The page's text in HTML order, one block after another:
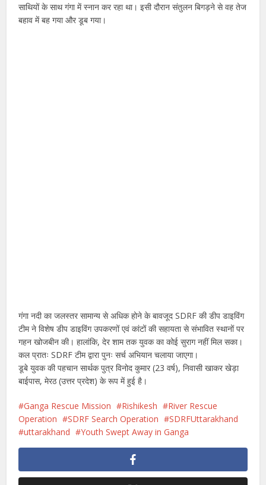
साथियों के साथ गंगा में स्नान कर रहा था। इसी दौरान संतुलन बिगड़ने से वह तेज
बहाव में बह गया और डूब गया।
गंगा नदी का जलस्तर सामान्य से अधिक होने के बावजूद SDRF की डीप डाइविंग
टीम ने विशेष डीप डाइविंग उपकरणों एवं कांटों की सहायता से संभावित स्थानों पर
गहन खोजबीन की। हालांकि, देर शाम तक युवक का कोई सुराग नहीं मिल सका।
कल प्रातः SDRF टीम द्वारा पुनः सर्च अभियान चलाया जाएगा।
डूबे युवक की पहचान सार्थक पुत्र विनोद कुमार (23 वर्ष), निवासी खाकर खेड़ा
बाईपास, मेरठ (उत्तर प्रदेश) के रूप में हुई है।
Ganga Rescue Mission Rishikesh
River Rescue
Operation
SDRF Search Operation
SDRFUttarakhand
uttarakhand
Youth Swept Away in Ganga